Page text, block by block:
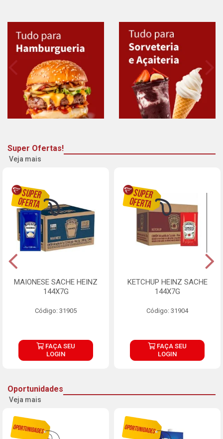
Super Ofertas!
Veja mais
MAIONESE SACHE HEINZ
144X7G
Código: 31905
FAÇA SEU
LOGIN
KETCHUP HEINZ SACHE
144X7G
Código: 31904
FAÇA SEU
LOGIN
Oportunidades
Veja mais